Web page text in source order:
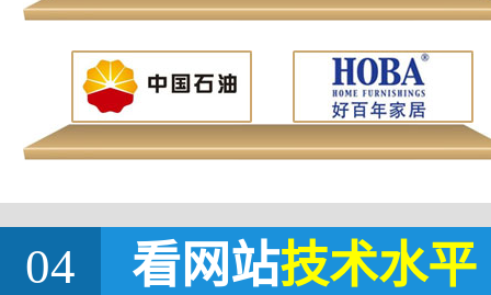
04 看网站技术水平